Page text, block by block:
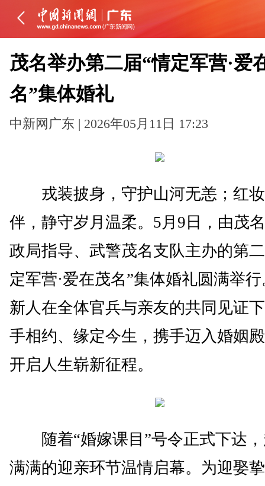
茂名举办第二届“情定军营·爱
名”集体婚礼
中新网广东 | 2026年05月11日 17:23
戎装披身，守护山河无恙；红
伴，静守岁月温柔。5月9日，由茂
政局指导、武警茂名支队主办的第
定军营·爱在茂名”集体婚礼圆满举
新人在全体官兵与亲友的共同见证
手相约、缘定今生，携手迈入婚姻
开启人生崭新征程。
随着“婚嫁课目”号令正式下达，
满满的迎亲环节温情启幕。为迎娶